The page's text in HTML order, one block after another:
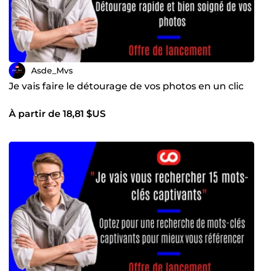
ensemble ? Contactez-moi dès maintenant !
Asde_Mvs
Je vais faire le détourage de vos photos en un clic
À partir de 18,81 $US